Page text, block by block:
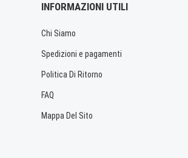
INFORMAZIONI UTILI
Chi Siamo
Spedizioni e pagamenti
Politica Di Ritorno
FAQ
Mappa Del Sito